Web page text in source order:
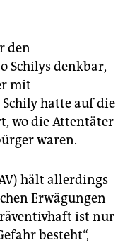
den
Schilys denkbar,
mit
hatte auf die
wo die Attentäter
waren.
hält allerdings
Erwägungen
ist nur
besteht“,